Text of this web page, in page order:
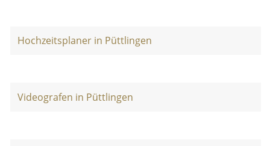
Hochzeitsplaner in Püttlingen
Videografen in Püttlingen